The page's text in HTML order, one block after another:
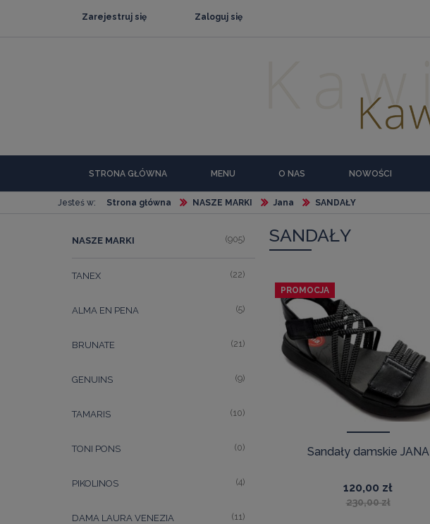
Zarejestruj się Zaloguj się
STRONA GŁÓWNA MENU O NAS NOWOŚCI
Jesteś w: Strona główna NASZE MARKI Jana SANDAŁY
NASZE MARKI (905)
TANEX (22)
ALMA EN PENA (5)
BRUNATE (21)
GENUINS (9)
TAMARIS (10)
TONI PONS (0)
PIKOLINOS (4)
DAMA LAURA VENEZIA (11)
SANDAŁY
Sandały damskie JANA
120,00 zł
230,00 zł
PROMOCJA